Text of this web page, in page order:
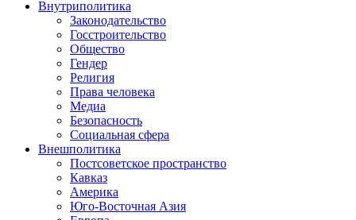
Внутриполитика
Законодательство
Госстроительство
Общество
Гендер
Религия
Права человека
Медиа
Безопасность
Социальная сфера
Внешполитика
Постсоветское пространство
Кавказ
Америка
Юго-Восточная Азия